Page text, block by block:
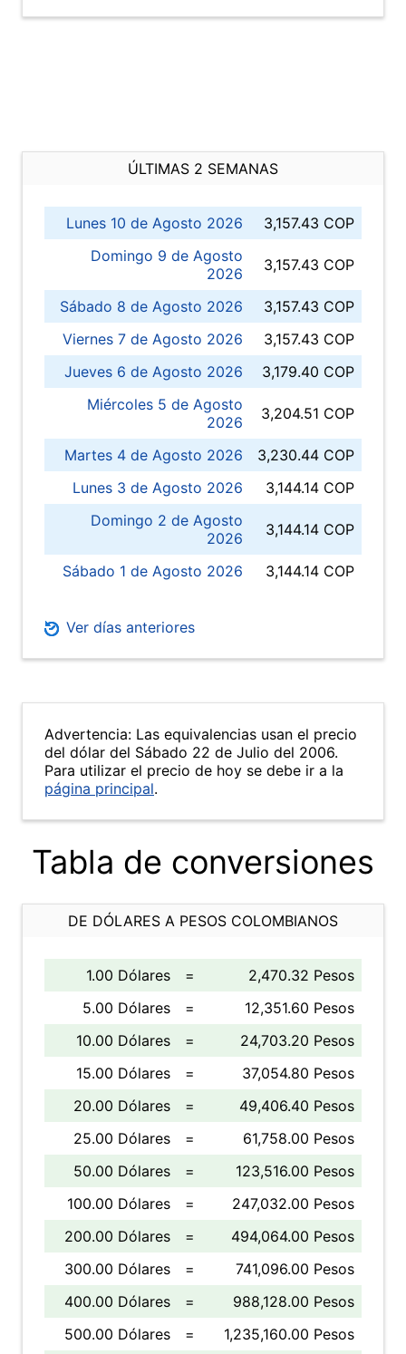
ÚLTIMAS 2 SEMANAS
Lunes 10 de Agosto 2026
3,157.43 COP
Domingo 9 de Agosto
2026
3,157.43 COP
Sábado 8 de Agosto 2026
3,157.43 COP
Viernes 7 de Agosto 2026
3,157.43 COP
Jueves 6 de Agosto 2026
3,179.40 COP
Miércoles 5 de Agosto
2026
3,204.51 COP
Martes 4 de Agosto 2026
3,230.44 COP
Lunes 3 de Agosto 2026
3,144.14 COP
Domingo 2 de Agosto
2026
3,144.14 COP
Sábado 1 de Agosto 2026 3,144.14 COP
Ver días anteriores
Advertencia: Las equivalencias usan el precio
del dólar del Sábado 22 de Julio del 2006.
Para utilizar el precio de hoy se debe ir a la
página principal.
Tabla de conversiones
DE DÓLARES A PESOS COLOMBIANOS
1.00 Dólares =
2,470.32 Pesos
5.00 Dólares
=
12,351.60 Pesos
10.00 Dólares
=
24,703.20 Pesos
15.00 Dólares
=
37,054.80 Pesos
20.00 Dólares
=
49,406.40 Pesos
25.00 Dólares
=
61,758.00 Pesos
50.00 Dólares
=
123,516.00 Pesos
100.00 Dólares
=
247,032.00 Pesos
200.00 Dólares
=
494,064.00 Pesos
300.00 Dólares
=
741,096.00 Pesos
400.00 Dólares
=
988,128.00 Pesos
500.00 Dólares
=
1,235,160.00 Pesos